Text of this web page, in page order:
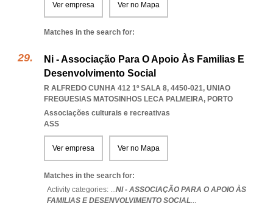
Ver empresa Ver no Mapa
Matches in the search for:
Ni - Associação Para O Apoio Às Familias E
Desenvolvimento Social
R ALFREDO CUNHA 412 1º SALA 8, 4450-021, UNIAO
FREGUESIAS MATOSINHOS LECA PALMEIRA, PORTO
Associações culturais e recreativas
ASS
Ver empresa Ver no Mapa
Matches in the search for:
Activity categories: ...NI - ASSOCIAÇÃO PARA O APOIO ÀS
FAMILIAS E DESENVOLVIMENTO SOCIAL...